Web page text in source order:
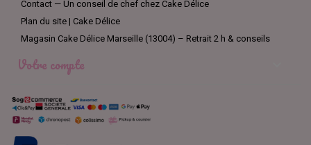
Contact — Un conseil de chef chez Cake Délice
Plan du site | Cake Délice
Magasin Cake Délice Marseille (13004) – Retrait 2 h & conseils
Votre compte